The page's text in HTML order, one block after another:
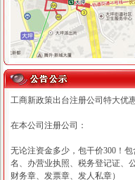
工商新政策出台注册公司特大优
在本公司注册公司：
无论注资金多少，包干价300！
名、办营业执照、税务登记证、公
财务章、发票章、发人私章）